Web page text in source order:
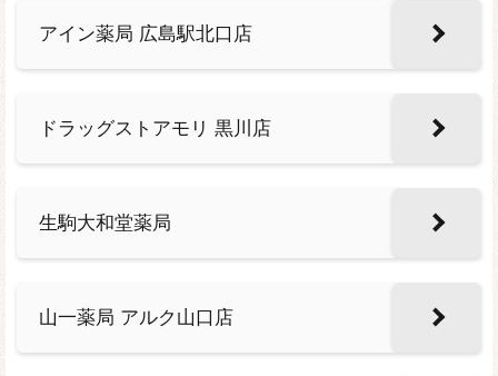
アイン薬局 広島駅北口店
ドラッグストアモリ 黒川店
生駒大和堂薬局
山一薬局 アルク山口店